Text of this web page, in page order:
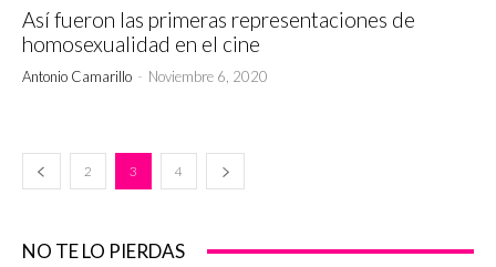
Así fueron las primeras representaciones de
homosexualidad en el cine
Antonio Camarillo - Noviembre 6, 2020
2 3 4
NO TE LO PIERDAS